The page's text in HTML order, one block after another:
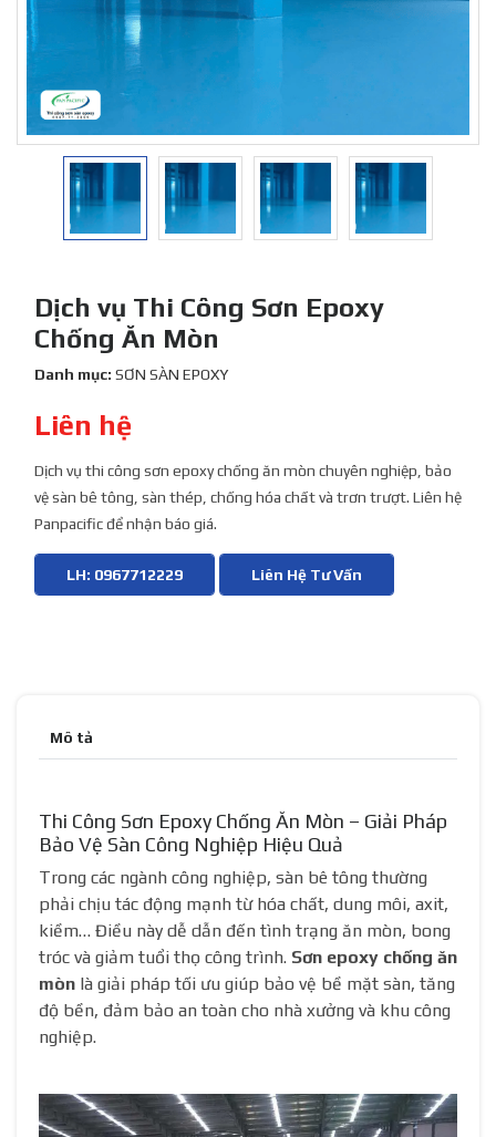
Dịch vụ Thi Công Sơn Epoxy
Chống Ăn Mòn
Danh mục: SƠN SÀN EPOXY
Liên hệ
Dịch vụ thi công sơn epoxy chống ăn mòn chuyên nghiệp, bảo
vệ sàn bê tông, sàn thép, chống hóa chất và trơn trượt. Liên hệ
Panpacific để nhận báo giá.
LH: 0967712229 Liên Hệ Tư Vấn
Mô tả
Thi Công Sơn Epoxy Chống Ăn Mòn – Giải Pháp
Bảo Vệ Sàn Công Nghiệp Hiệu Quả
Trong các ngành công nghiệp, sàn bê tông thường
phải chịu tác động mạnh từ hóa chất, dung môi, axit,
kiềm… Điều này dễ dẫn đến tình trạng ăn mòn, bong
tróc và giảm tuổi thọ công trình. Sơn epoxy chống ăn
mòn là giải pháp tối ưu giúp bảo vệ bề mặt sàn, tăng
độ bền, đảm bảo an toàn cho nhà xưởng và khu công
nghiệp.